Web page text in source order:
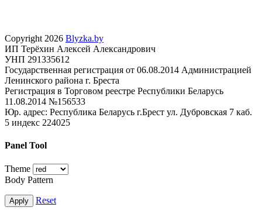
Copyright 2026 Blyzka.by
ИП Терёхин Алексей Александрович
УНП 291335612
Государственная регистрация от 06.08.2014 Администрацией
Ленинского района г. Бреста
Регистрация в Торговом реестре Республики Беларусь
11.08.2014 №156533
Юр. адрес: Республика Беларусь г.Брест ул. Дубровская 7 каб.
5 индекс 224025
Panel Tool
Theme
Body Pattern
Apply Reset